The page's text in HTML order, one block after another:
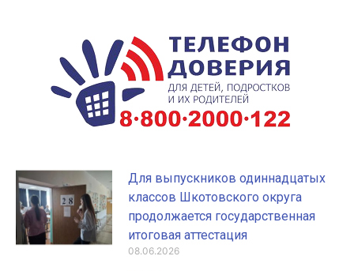
Для выпускников одиннадцатых
классов Шкотовского округа
продолжается государственная
итоговая аттестация
08.06.2026